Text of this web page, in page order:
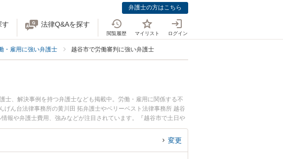
弁護士の方はこちら
す 法律Q&Aを探す
閲覧履歴 マイリスト ログイン
・雇用に強い弁護士 越谷市で労働審判に強い弁護士
、解決事例を持つ弁護士なども掲載中。労働・雇用に関係する不
ん台法律事務所の黄川田 拓弁護士やベリーベスト法律事務所 越谷
報や弁護士費用、強みなどが注目されています。『越谷市で土日や
くの弁護士を検索したい』『初回相談無料で労働審判を法律相談で
変更